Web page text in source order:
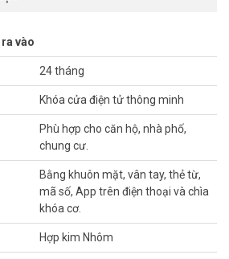
bạn sẽ cực kỳ bực bội vì khóa cửa hết pin.
vào
24 tháng
Khóa cửa điện tử thông minh
Phù hợp cho căn hộ, nhà phố,
chung cư.
Bằng khuôn mặt, vân tay, thẻ từ,
mã số, App trên điện thoại và chìa
khóa cơ.
Hợp kim Nhôm